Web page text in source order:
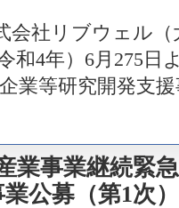
会社リブウェル
和4年）6月275
業等研究開発支
業事業継続緊
公募（第1次